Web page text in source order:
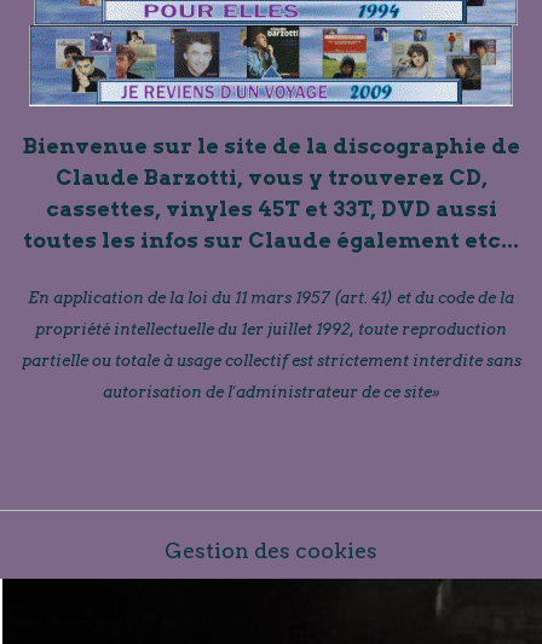
Bienvenue sur le site de la discographie de
Claude Barzotti, vous y trouverez CD,
cassettes, vinyles 45T et 33T, DVD aussi
toutes les infos sur Claude également etc...
En application de la loi du 11 mars 1957 (art. 41) et du code de la
propriété intellectuelle du 1er juillet 1992, toute reproduction
partielle ou totale à usage collectif est strictement interdite sans
autorisation de l'administrateur de ce site»
Gestion des cookies